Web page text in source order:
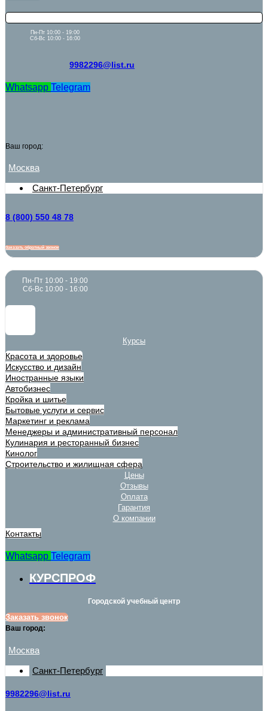
Пн-Пт 10:00 - 19:00
Сб-Вс 10:00 - 16:00
9982296@list.ru
Whatsapp Telegram
Ваш город:
Москва
Санкт-Петербург
8 (800) 550 48 78
Заказать обратный звонок
Пн-Пт 10:00 - 19:00
Сб-Вс 10:00 - 16:00
Курсы
Красота и здоровье
Искусство и дизайн
Иностранные языки
Автобизнес
Кройка и шитье
Бытовые услуги и сервис
Маркетинг и реклама
Менеджеры и административный персонал
Кулинария и ресторанный бизнес
Кинолог
Строительство и жилищная сфера
Цены
Отзывы
Оплата
Гарантия
О компании
Контакты
Whatsapp Telegram
КУРСПРОФ
Городской учебный центр
Заказать звонок
Ваш город:
Москва
Санкт-Петербург
9982296@list.ru